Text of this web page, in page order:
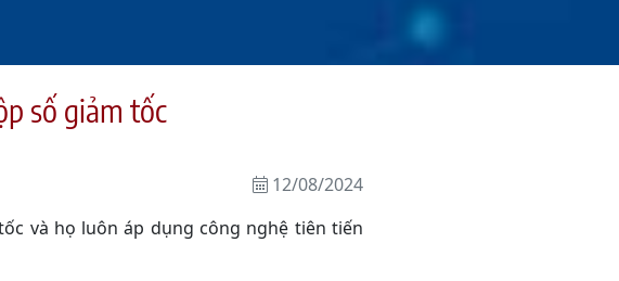
số giảm tốc
12/08/2024
và họ luôn áp dụng công nghệ tiên tiến